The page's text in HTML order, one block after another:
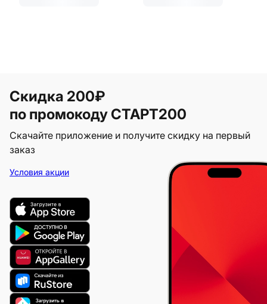
Скидка 200₽
по промокоду СТАРТ200
Скачайте приложение и получите скидку на первый
заказ
Условия акции